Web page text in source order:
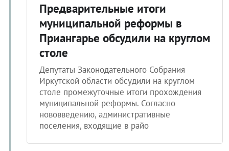
Предварительные итоги
муниципальной реформы в
Приангарье обсудили на круглом
столе
Депутаты Законодательного Собрания
Иркутской области обсудили на круглом
столе промежуточные итоги прохождения
муниципальной реформы. Согласно
нововведению, административные
поселения, входящие в райо